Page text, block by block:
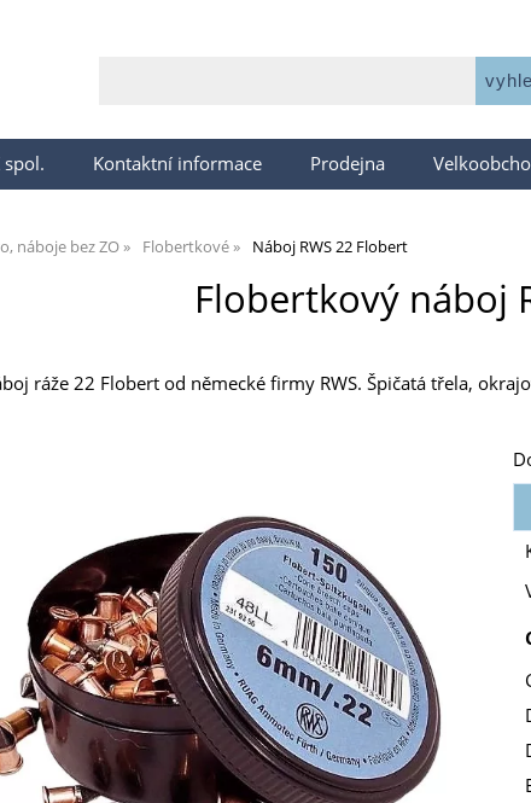
Kontaktní informace Prodejna
náboje bez ZO Flobertkové Náboj RWS 22 Flobert
Flobertkový náboj
ráže 22 Flobert od německé firmy RWS. Špičatá třela,